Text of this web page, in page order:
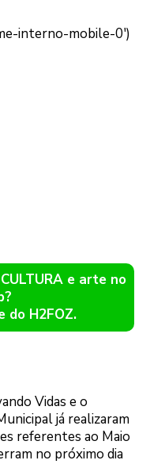
e arte no
do H2FOZ.
Vidas e o
já realizaram
referentes ao Maio
no próximo dia